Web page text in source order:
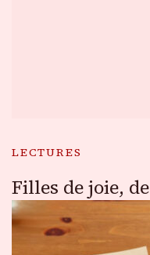
LECTURES
Filles de joie,